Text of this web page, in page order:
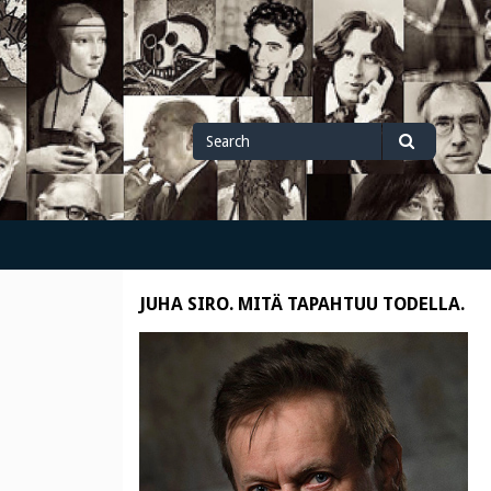
Search
for
Search
JUHA SIRO. MITÄ TAPAHTUU TODELLA.